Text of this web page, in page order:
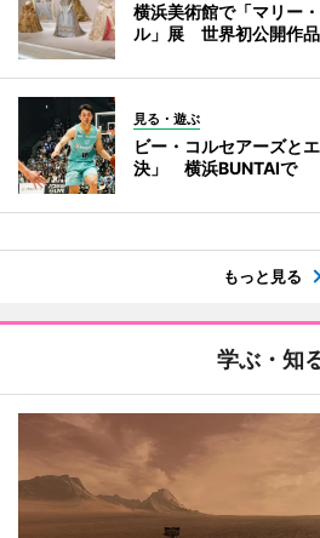
横浜美術館で「マリー
ル」展 世界初公開作
見る・遊ぶ
ビー・コルセアーズと
決」 横浜BUNTAIで
もっと見る
学ぶ・知